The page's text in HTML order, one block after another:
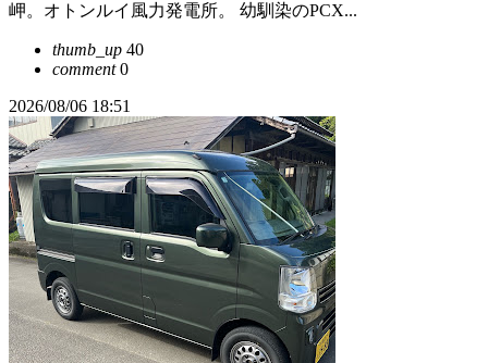
岬。オトンルイ風力発電所。 幼馴染のPCX...
thumb_up 40
comment0
2026/08/06 18:51